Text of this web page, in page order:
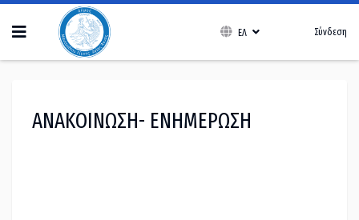
ΕΛ Σύνδεση
ΑΝΑΚΟΙΝΩΣΗ- ΕΝΗΜΕΡΩΣΗ